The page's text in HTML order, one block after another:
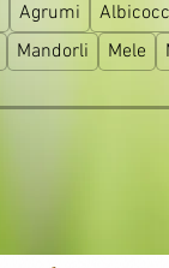
Agrumi
Mandorli Mele